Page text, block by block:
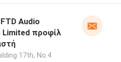
Audio
προφίλ
17th, No.4